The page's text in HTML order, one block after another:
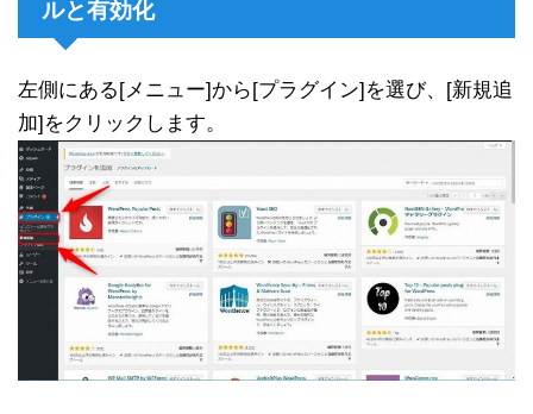
ルと有効化
左側にある[メニュー]から[プラグイン]を選び、[新規追
加]をクリックします。